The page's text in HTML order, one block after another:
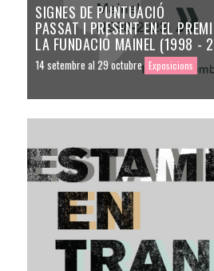
SIGNES DE PUNTUACIÓ
PASSAT I PRESENT EN EL
LA FUNDACIÓ MAINEL (1998 -
14 setembre al 29 octubre Exposicions